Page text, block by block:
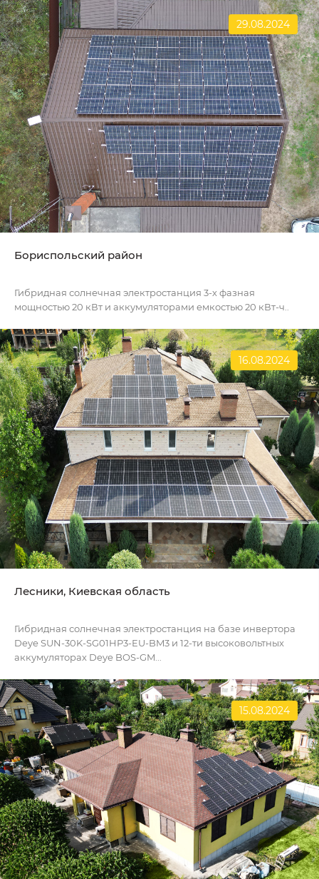
29.08.2024
Бориспольский район
Гибридная солнечная электростанция 3-х фазная
мощностью 20 кВт и аккумуляторами емкостью 20 кВт-ч..
16.08.2024
Лесники, Киевская область
Гибридная солнечная электростанция на базе инвертора
Deye SUN-30K-SG01HP3-EU-BM3 и 12-ти высоковольтных
аккумуляторах Deye BOS-GM...
15.08.2024